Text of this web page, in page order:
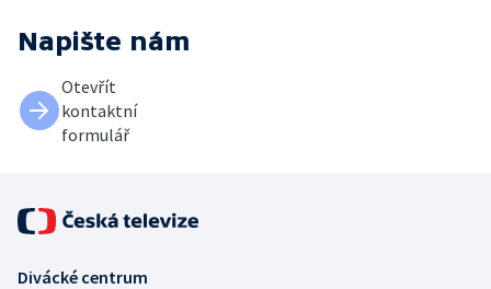
Napište nám
Otevřít
kontaktní
formulář
Divácké centrum